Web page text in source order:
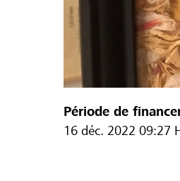
Période de
16 déc. 2022 09:27